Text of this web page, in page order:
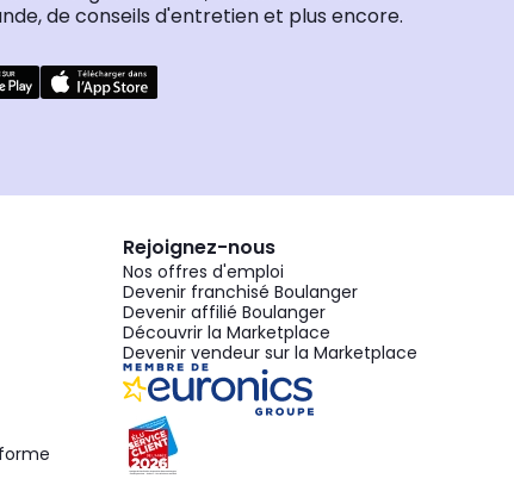
de conseils d'entretien et plus encore.
Rejoignez-nous
Nos offres d'emploi
Devenir franchisé Boulanger
Devenir affilié Boulanger
Découvrir la Marketplace
Devenir vendeur sur la Marketplace